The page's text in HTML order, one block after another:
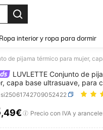
Ropa interior y ropa para dormir
LUVLETTE Conjunto de
capa base ultrasuave, para
top de cuello redondo y
rojo amarronado, conjunto de
si25061742709052422
AND
,49€ Precio con IVA y